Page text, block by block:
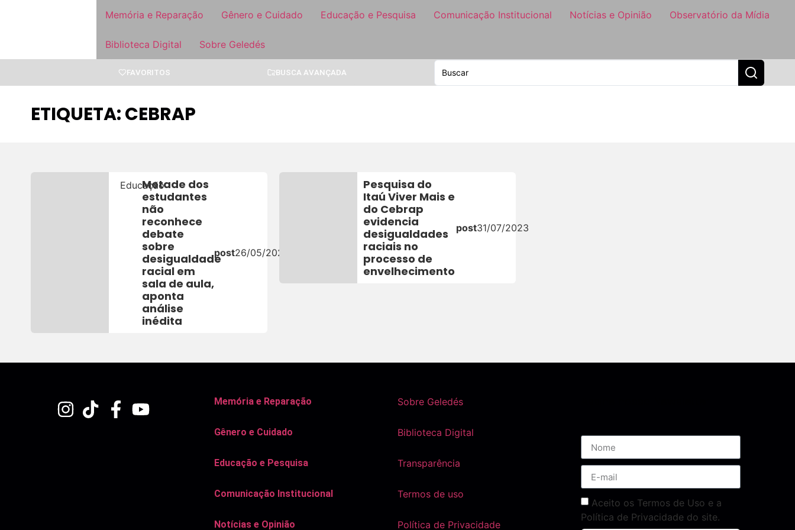
Memória e Reparação Gênero e Cuidado Educação e Pesquisa Comunicação Institucional Notícias e Opinião Observatório da Mídia
Biblioteca Digital Sobre Geledés
FAVORITOS BUSCA AVANÇADA
ETIQUETA: CEBRAP
EducaçãoMetade dos
estudantes
não
reconhece
debate
sobre
desigualdade
racial em
sala de aula,
aponta
análise
inédita
post26/05/2026
Pesquisa do
Itaú Viver Mais e
do Cebrap
evidencia
desigualdades
raciais no
processo de
envelhecimento
post31/07/2023
Memória e Reparação
Gênero e Cuidado
Educação e Pesquisa
Comunicação Institucional
Notícias e Opinião
Sobre Geledés
Biblioteca Digital
Transparência
Termos de uso
Política de Privacidade
Aceito os Termos de Uso e a
Política de Privacidade do site.